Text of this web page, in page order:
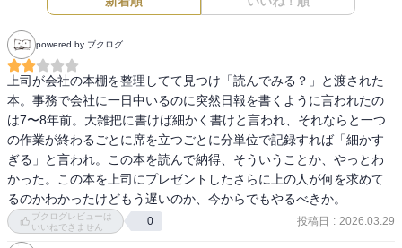
powered by ブクログ
上司が会社の本棚を整理してて見つけ「読んでみる？」と渡された
本。事務で会社に一日中いるのに突然日報を書くように言われたの
は7〜8年前。大雑把に書けば細かく書けと言われ、それならと一つ
の作業が終わるごとに席を立つごとに分単位で記録すれば「細かす
ぎる」と言われ。この本を読んで納得、そういうことか、やっとわ
かった。この本を上司にプレゼントしたさらに上の人が何を求めて
るのかわかったけどもう遅いのか、今からでもやるべきか。
ブクログレビューは
いいねできません
0 投稿日 : 2026.03.29